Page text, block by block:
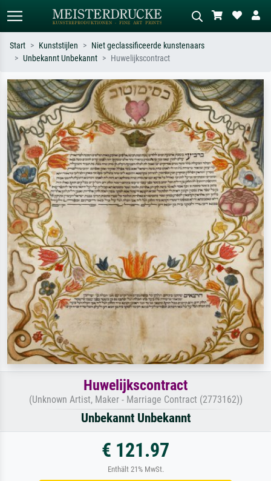
Zoek op kunstenaar, titel of stijl – bijv.
Monet, Sterrennacht, impressionisme,
Hokusai-golf, naakt.
Beschrijf de scène – bijv. groene
weide, abstract met veel rood, donker
olieverfschilderij, staand naakt naast
een boom.
Start Kunststijlen
Niet geclassificeerde kunstenaars
Unbekannt Unbekannt
Huwelijkscontract
Huwelijkscontract
(Unknown Artist, Maker - Marriage Contract (2773162))
Unbekannt Unbekannt
€ 121.97
Enthält 21% MwSt.